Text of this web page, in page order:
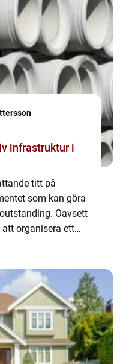
titt på
som kan göra
Oavsett
organisera ett